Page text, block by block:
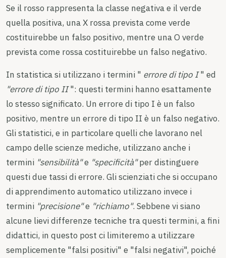
Se il rosso rappresenta la classe negativa e il verde
quella positiva, una X rossa prevista come verde
costituirebbe un falso positivo, mentre una O verde
prevista come rossa costituirebbe un falso negativo.
In statistica si utilizzano i termini " errore di tipo I" ed
"errore di tipo II": questi termini hanno esattamente
lo stesso significato. Un errore di tipo I è un falso
positivo, mentre un errore di tipo II è un falso negativo.
Gli statistici, e in particolare quelli che lavorano nel
campo delle scienze mediche, utilizzano anche i
termini "sensibilità"e "specificità"per distinguere
questi due tassi di errore. Gli scienziati che si occupano
di apprendimento automatico utilizzano invece i
termini "precisione"e "richiamo". Sebbene vi siano
alcune lievi differenze tecniche tra questi termini, a fini
didattici, in questo post ci limiteremo a utilizzare
semplicemente "falsi positivi" e "falsi negativi", poiché